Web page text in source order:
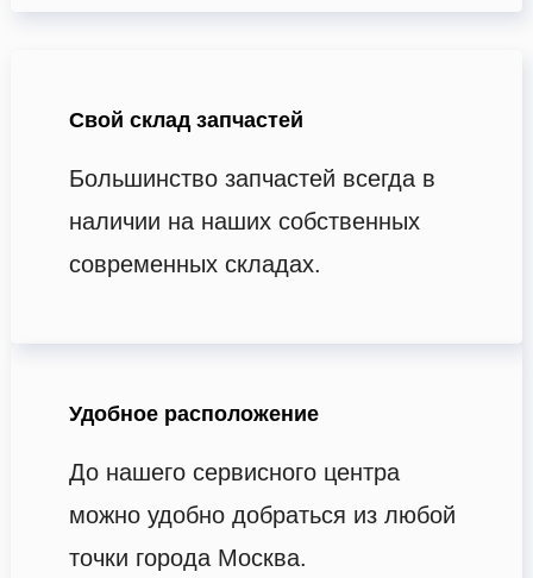
Свой склад запчастей
Большинство запчастей всегда в
наличии на наших собственных
современных складах.
Удобное расположение
До нашего сервисного центра
можно удобно добраться из любой
точки города Москва.